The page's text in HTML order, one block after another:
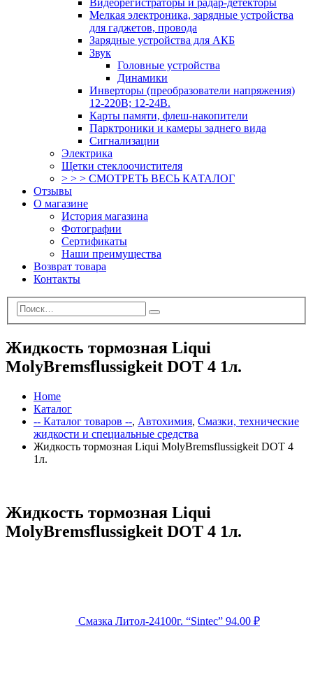
Мелкая электроника, зарядные устройства
для гаджетов, провода
Зарядные устройства для АКБ
Звук
Головные устройства
Динамики
Инверторы (преобразователи напряжения)
12-220В; 12-24В.
Карты памяти, флеш-накопители
Парктроники и камеры заднего вида
Сигнализации
Электрика
Щетки стеклоочистителя
> > > СМОТРЕТЬ ВЕСЬ КАТАЛОГ
Отзывы
О магазине
История магазина
Фотографии
Сертификаты
Наши преимущества
Возврат товара
Контакты
Жидкость тормозная Liqui
MolyBremsflussigkeit DOT 4 1л.
Home
Каталог
-- Каталог товаров --, Автохимия, Смазки, технические
жидкости и специальные средства
Жидкость тормозная Liqui MolyBremsflussigkeit DOT 4
1л.
Жидкость тормозная Liqui
MolyBremsflussigkeit DOT 4 1л.
Смазка Литол-24100г. “Sintec” 94.00 ₽